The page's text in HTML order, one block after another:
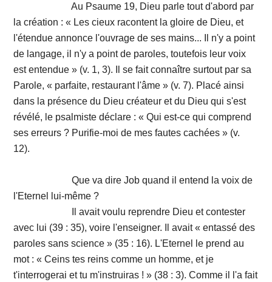
Au Psaume 19, Dieu parle tout d'abord par
la création : « Les cieux racontent la gloire de Dieu, et
l'étendue annonce l'ouvrage de ses mains... Il n'y a point
de langage, il n'y a point de paroles, toutefois leur voix
est entendue » (v. 1, 3). Il se fait connaître surtout par sa
Parole, « parfaite, restaurant l'âme » (v. 7). Placé ainsi
dans la présence du Dieu créateur et du Dieu qui s'est
révélé, le psalmiste déclare : « Qui est-ce qui comprend
ses erreurs ? Purifie-moi de mes fautes cachées » (v.
12).
Que va dire Job quand il entend la voix de
l'Eternel lui-même ?
Il avait voulu reprendre Dieu et contester
avec lui (39 : 35), voire l'enseigner. Il avait « entassé des
paroles sans science » (35 : 16). L'Eternel le prend au
mot : « Ceins tes reins comme un homme, et je
t'interrogerai et tu m'instruiras ! » (38 : 3). Comme il l'a fait